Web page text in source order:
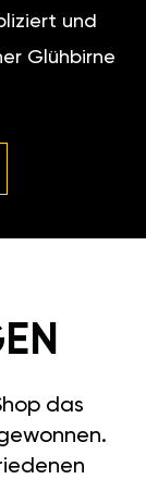
und
Glühbirne
das